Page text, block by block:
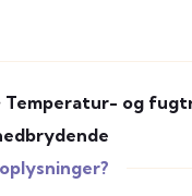
Temperatur- og